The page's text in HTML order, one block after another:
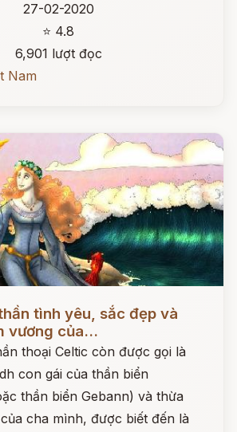
27-02-2020
⭐ 4.8
6,901 lượt đọc
Nam
tình yêu, sắc đẹp và
vương của...
thoại Celtic còn được gọi là
con gái của thần biển
thần biển Gebann) và thừa
cha mình, được biết đến là